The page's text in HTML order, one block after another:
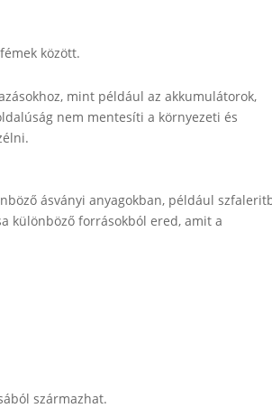
között.
mint például az akkumulátorok,
nem mentesíti a környezeti és
ásványi anyagokban, például
különböző forrásokból ered, amit a
származhat.